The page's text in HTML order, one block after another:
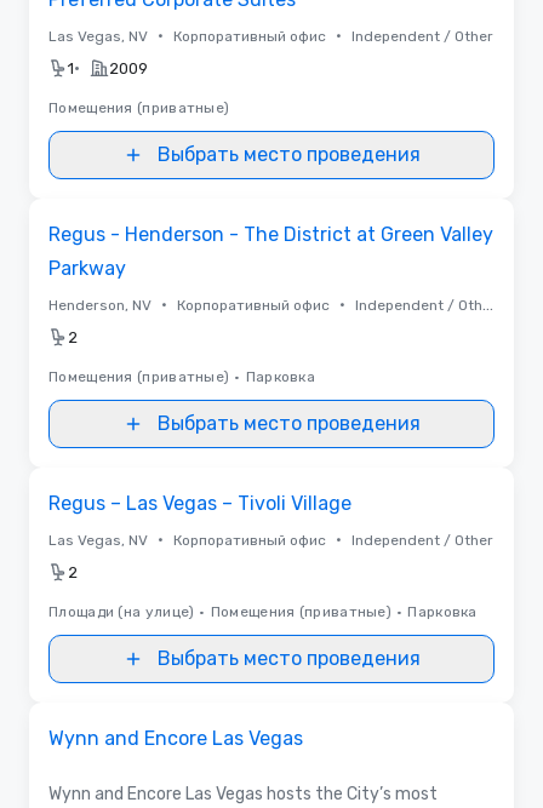
Las Vegas, NV • Корпоративный офис • Independent / Other
1• 2009
Помещения (приватные)
Выбрать место проведения
Regus - Henderson - The District at Green Valley
Parkway
Henderson, NV • Корпоративный офис • Independent / Other
2
Помещения (приватные) • Парковка
Выбрать место проведения
Regus – Las Vegas – Tivoli Village
Las Vegas, NV • Корпоративный офис • Independent / Other
2
Площади (на улице) • Помещения (приватные) • Парковка
Выбрать место проведения
Wynn and Encore Las Vegas
Wynn and Encore Las Vegas hosts the City’s most